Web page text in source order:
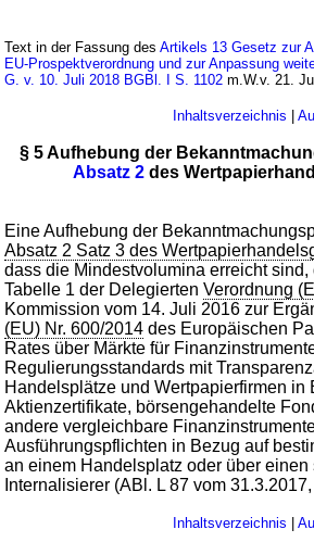
Text in der Fassung desArtikels 13 Gesetz zur
EU-Prospektverordnung und zur Anpassung
G. v. 10. Juli 2018 BGBl. I S. 1102 m.W.v. 21.
Inhaltsverzeichnis |
§ 5 Aufhebung der
Absatz 2 des
Eine Aufhebung der
Absatz 2 Satz 3 des
dass die Mindestvolumina erreicht sind,
Tabelle 1 der DelegiertenVerordnung
Kommission vom 14. Juli 2016 zur
(EU) Nr. 600/2014 des Europäischen
Rates über Märkte für
Regulierungsstandards mit
Handelsplätze und Wertpapierfirmen in
Aktienzertifikate, börsengehandelte
andere vergleichbare
Ausführungspflichten in Bezug auf
an einem Handelsplatz oder über einen
Internalisierer (ABl. L 87 vom
Inhaltsverzeichnis |